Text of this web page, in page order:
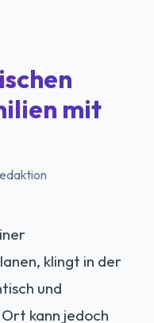
mit
klingt in der
und
kann jedoch